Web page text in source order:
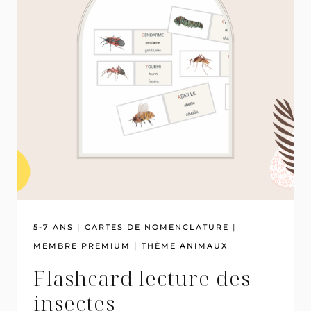
5-7 ANS | CARTES DE NOMENCLATURE |
MEMBRE PREMIUM | THÈME ANIMAUX
Flashcard lecture des
insectes